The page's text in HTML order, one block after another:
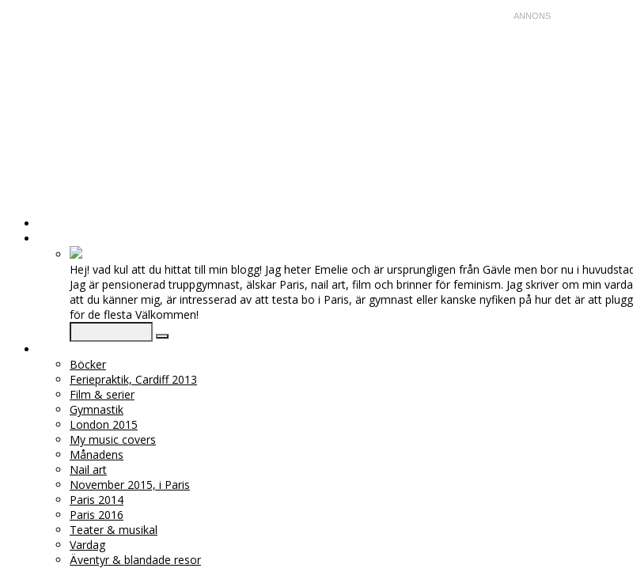
Hej! vad kul att du hittat till min blogg! Jag heter Emelie och är ursprungligen från Gävle men bor nu i
Jag är pensionerad truppgymnast, älskar Paris, nail art, film och brinner för feminism. Jag skriver om min
att du känner mig, är intresserad av att testa bo i Paris, är gymnast eller kanske nyfiken på hur det är att
för de flesta Välkommen!
Böcker
Feriepraktik, Cardiff 2013
Film & serier
Gymnastik
London 2015
My music covers
Månadens
Nail art
November 2015, i Paris
Paris 2014
Paris 2016
Teater & musikal
Vardag
Äventyr & blandade resor